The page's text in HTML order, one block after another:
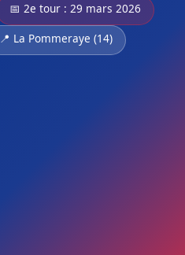
📅 2e tour : 29 mars 2026
📍 La Pommeraye (14)